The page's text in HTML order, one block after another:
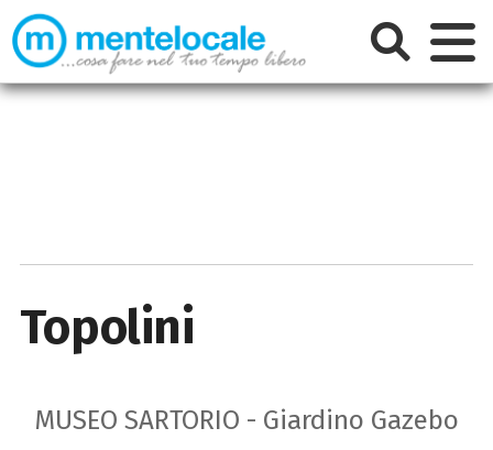
Topolini
MUSEO SARTORIO - Giardino Gazebo